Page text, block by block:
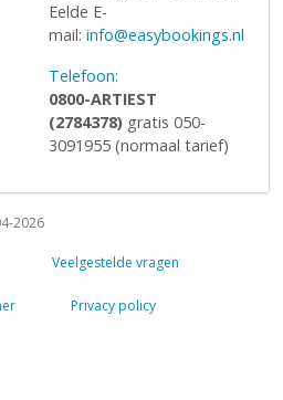
Eelde E-
mail: info@easybookings.nl
Telefoon:
0800-ARTIEST
(2784378) gratis 050-
3091955 (normaal tarief)
2026
Veelgestelde vragen
Privacy policy